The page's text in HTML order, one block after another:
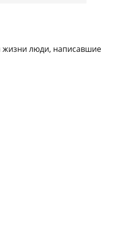
жизни люди, написавшие